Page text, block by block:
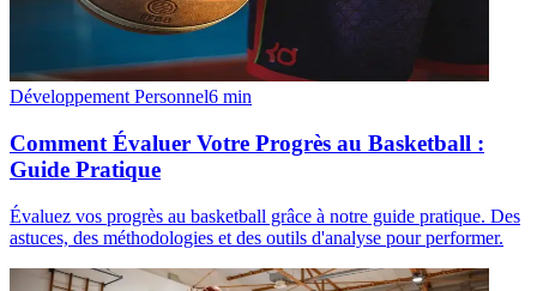
Développement Personnel6 min
Comment Évaluer Votre Progrès au Basketball :
Guide Pratique
Évaluez vos progrès au basketball grâce à notre guide pratique. Des
astuces, des méthodologies et des outils d'analyse pour performer.